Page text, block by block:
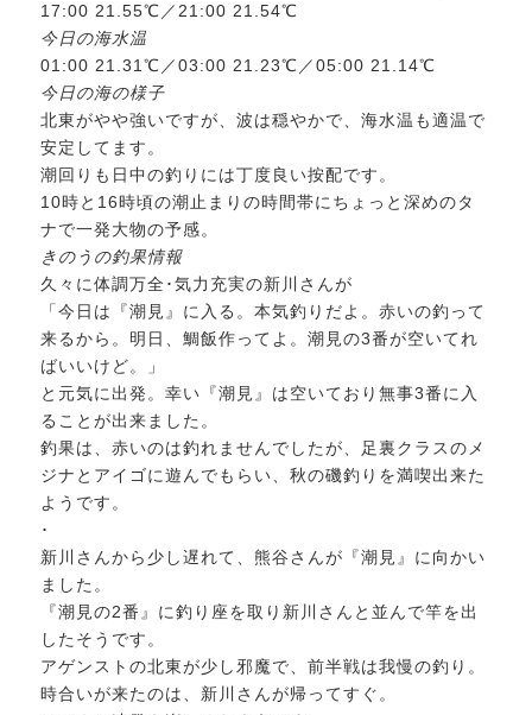
17:00 21.55℃／21:00 21.54℃
今日の海水温
01:00 21.31℃／03:00 21.23℃／05:00 21.14℃
今日の海の様子
北東がやや強いですが、波は穏やかで、海水温も適温で
安定してます。
潮回りも日中の釣りには丁度良い按配です。
10時と16時頃の潮止まりの時間帯にちょっと深めのタ
ナで一発大物の予感。
きのうの釣果情報
久々に体調万全･気力充実の新川さんが
「今日は『潮見』に入る。本気釣りだよ。赤いの釣って
来るから。明日、鯛飯作ってよ。潮見の3番が空いてれ
ばいいけど。」
と元気に出発。幸い『潮見』は空いており無事3番に入
ることが出来ました。
釣果は、赤いのは釣れませんでしたが、足裏クラスのメ
ジナとアイゴに遊んでもらい、秋の磯釣りを満喫出来た
ようです。
･
新川さんから少し遅れて、熊谷さんが『潮見』に向かい
ました。
『潮見の2番』に釣り座を取り新川さんと並んで竿を出
したそうです。
アゲンストの北東が少し邪魔で、前半戦は我慢の釣り。
時合いが来たのは、新川さんが帰ってすぐ。